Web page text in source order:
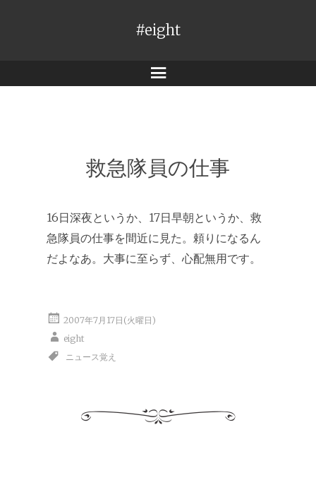
#eight
メ
救急隊員の仕事
16日深夜というか、17日早朝というか、救
急隊員の仕事を間近に見た。頼りになるん
だよなあ。大事に至らず、心配無用です。
2007年7月17日(火曜日)
eight
ニュース覚え